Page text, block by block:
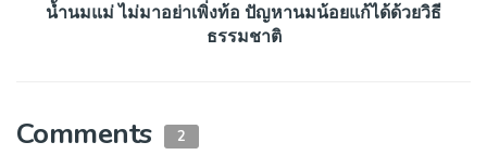
น้ำนมแม่ ไม่มาอย่าเพิ่งท้อ ปัญหานมน้อยแก้ได้ด้วยวิธี
ธรรมชาติ
Comments 2